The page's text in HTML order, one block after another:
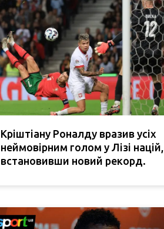
Кріштіану Роналду вразив усіх
неймовірним голом у Лізі націй,
встановивши новий рекорд.